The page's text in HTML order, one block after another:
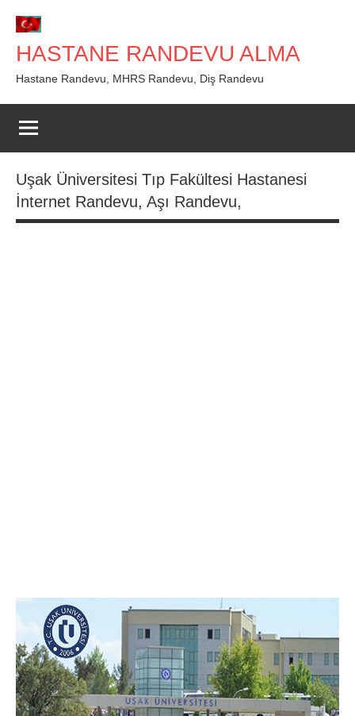
geç
HASTANE RANDEVU ALMA
Hastane Randevu, MHRS Randevu, Diş Randevu
Uşak Üniversitesi Tıp Fakültesi Hastanesi
İnternet Randevu, Aşı Randevu,